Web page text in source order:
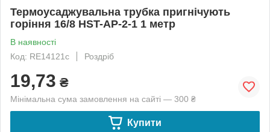
Термоусаджувальна трубка пригнічують
горіння 16/8 HST-AP-2-1 1 метр
В наявності
Код: RE14121с
Роздріб
19,73 ₴
Мінімальна сума замовлення на сайті — 300 ₴
Купити